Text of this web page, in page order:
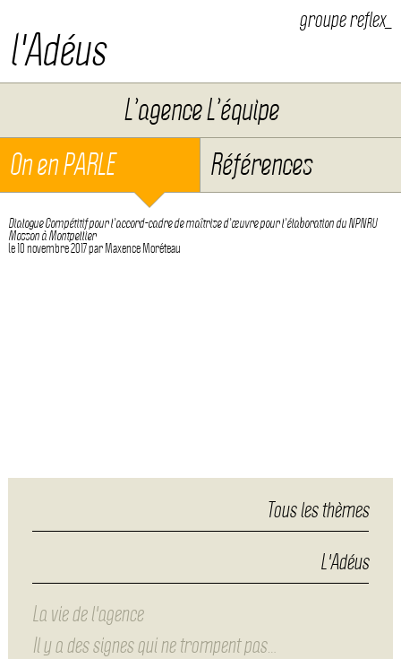
l'Adéus
groupe reflex_
L’agence L’équipe
On en PARLE
Références
Dialogue Compétitif pour l’accord-cadre de maîtrise d’œuvre pour l’élaboration du NPNRU
Mosson à Montpellier
le10 novembre 2017parMaxence Moréteau
Tous les thèmes
L'Adéus
La vie de l'agence
Il y a des signes qui ne trompent pas…